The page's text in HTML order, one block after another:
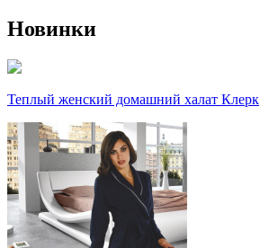
Новинки
Теплый женский домашний халат Клерк